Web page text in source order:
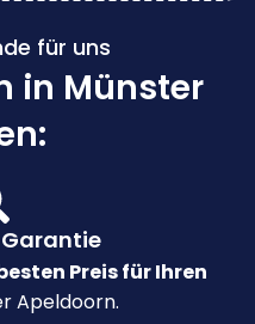
für uns
in Münster
Preis für Ihren
Apeldoorn.